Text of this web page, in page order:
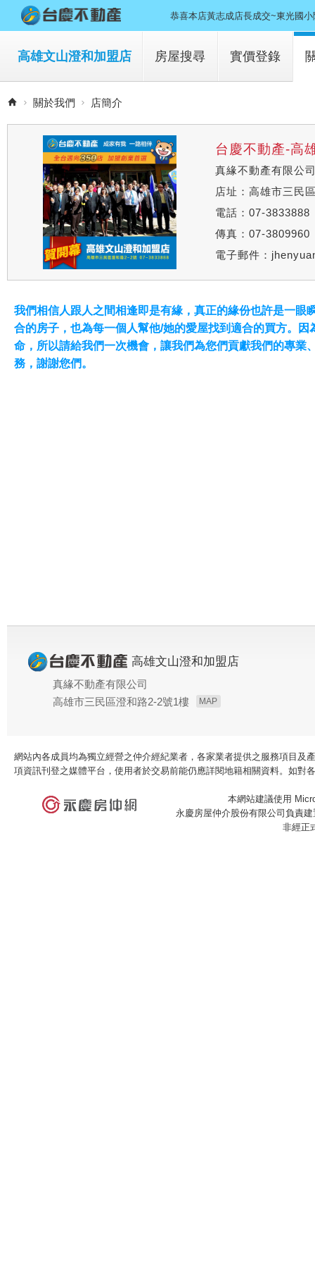
恭喜本店黃志成店長成交~東光國
恭喜本店李忻怡、黃成志賀成交~
恭喜本店鍾鳳玉成交~鼓山區音樂
恭喜本店鄭喜元協理~交成華鳳特
高雄文山澄和加盟店 房屋搜尋 實價登錄
關於我們 店簡介
台慶不動產-高
真緣不動產有限公
店址：高雄市三民
電話：07-3833888
傳真：07-3809960
電子郵件：
我們相信人跟人之間相逢即是有緣，真正的緣份也許是一眼
合的房子，也為每一個人幫他/她的愛屋找到適合的買方。
命，所以請給我們一次機會，讓我們為您們貢獻我們的專業
務，謝謝您們。
高雄文山澄和加盟店
真緣不動產有限公司
高雄市三民區澄和路2-2號1樓
MAP
網站內各成員均為獨立經營之仲介經紀業者，各家業者提供之服務項目
項資訊刊登之媒體平台，使用者於交易前能仍應詳閱地籍相關資料。如對
本網站建議使用
永慶房屋仲介股份有限公司負責
非經正